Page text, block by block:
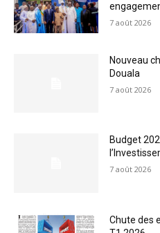
7 août 2026
Nouveau
Douala
7 août 2026
Budget
7 août 2026
Chute des